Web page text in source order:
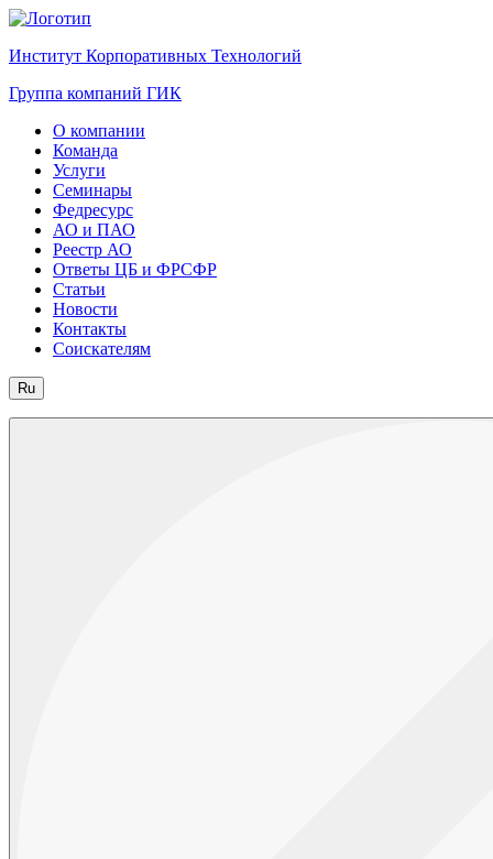
Институт Корпоративных Технологий
Группа компаний ГИК
О компании
Команда
Услуги
Семинары
Федресурс
АО и ПАО
Реестр АО
Ответы ЦБ и ФРСФР
Статьи
Новости
Контакты
Соискателям
Ru